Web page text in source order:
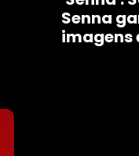
Senna
imagens